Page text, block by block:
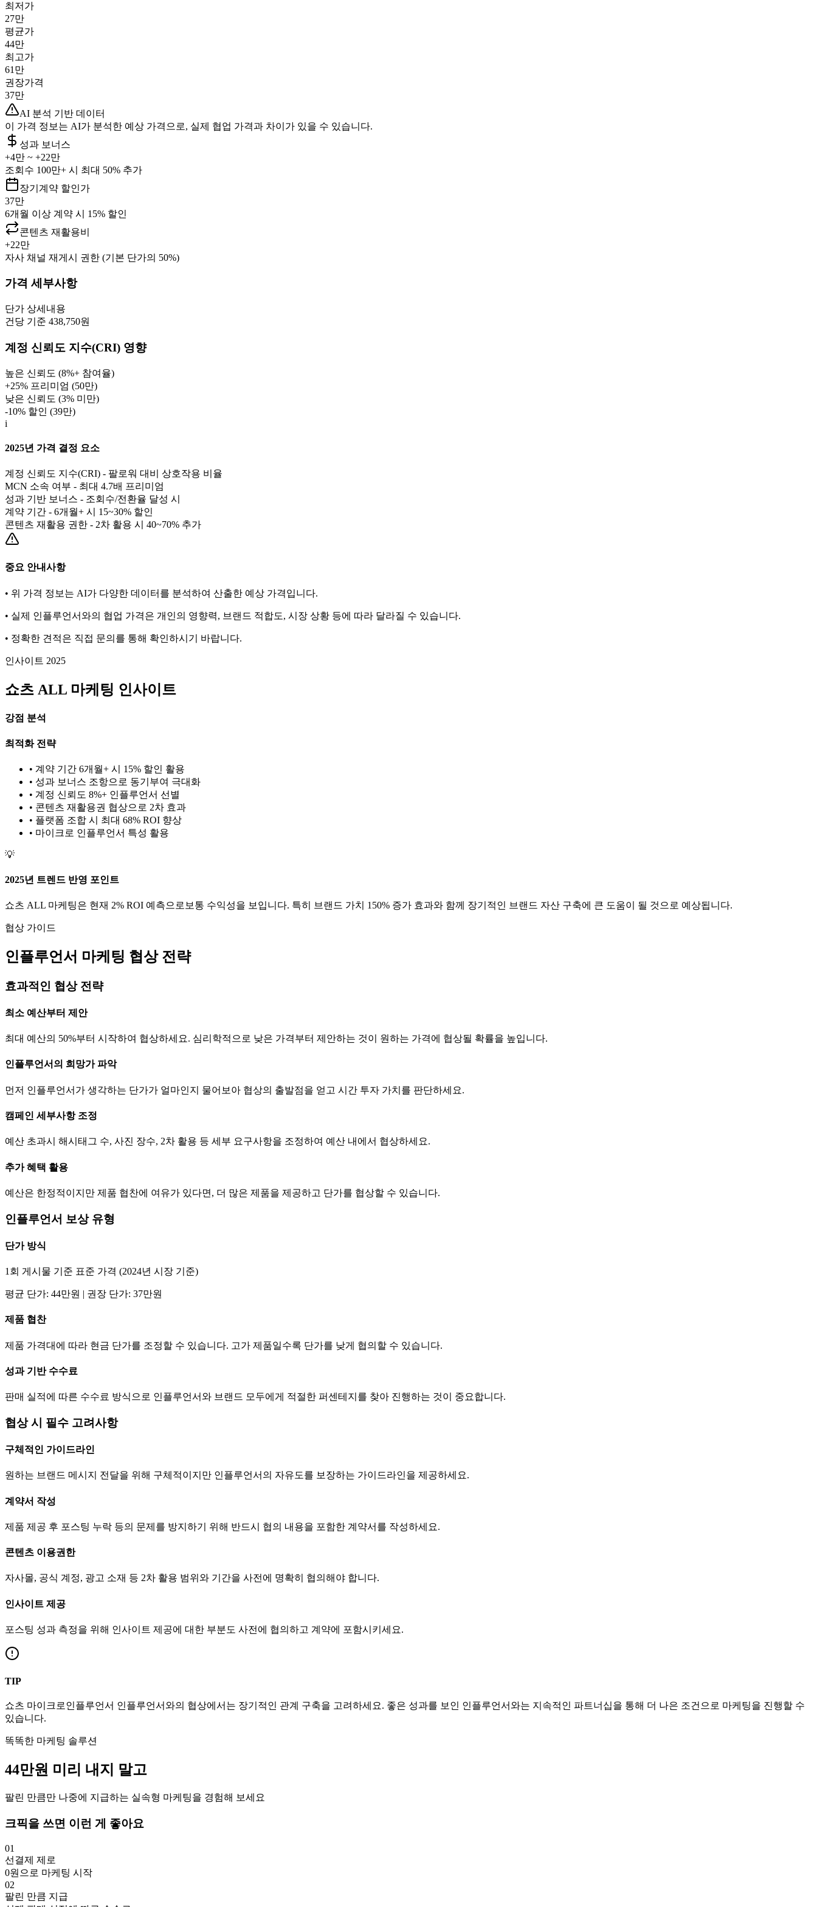
최저가
27만
평균가
44만
최고가
61만
권장가격
37만
AI 분석 기반 데이터
이 가격 정보는 AI가 분석한 예상 가격으로, 실제 협업 가격과 차이가 있을 수 있습니다.
성과 보너스
+4만 ~ +22만
조회수 100만+ 시 최대 50% 추가
장기계약 할인가
37만
6개월 이상 계약 시 15% 할인
콘텐츠 재활용비
+22만
자사 채널 재게시 권한 (기본 단가의 50%)
가격 세부사항
단가 상세내용
건당 기준 438,750원
계정 신뢰도 지수(CRI) 영향
높은 신뢰도 (8%+ 참여율)
+25% 프리미엄 (50만)
낮은 신뢰도 (3% 미만)
-10% 할인 (39만)
i
2025년 가격 결정 요소
계정 신뢰도 지수(CRI) - 팔로워 대비 상호작용 비율
MCN 소속 여부 - 최대 4.7배 프리미엄
성과 기반 보너스 - 조회수/전환율 달성 시
계약 기간 - 6개월+ 시 15~30% 할인
콘텐츠 재활용 권한 - 2차 활용 시 40~70% 추가
중요 안내사항
• 위 가격 정보는 AI가 다양한 데이터를 분석하여 산출한 예상 가격입니다.
• 실제 인플루언서와의 협업 가격은 개인의 영향력, 브랜드 적합도, 시장 상황 등에 따라 달라질 수 있습니다.
• 정확한 견적은 직접 문의를 통해 확인하시기 바랍니다.
인사이트 2025
쇼츠 ALL 마케팅 인사이트
강점 분석
최적화 전략
• 계약 기간 6개월+ 시 15% 할인 활용
• 성과 보너스 조항으로 동기부여 극대화
• 계정 신뢰도 8%+ 인플루언서 선별
• 콘텐츠 재활용권 협상으로 2차 효과
• 플랫폼 조합 시 최대 68% ROI 향상
• 마이크로 인플루언서 특성 활용
💡
2025년 트렌드 반영 포인트
쇼츠 ALL 마케팅은 현재 2% ROI 예측으로 보통 수익성을 보입니다. 특히 브랜드 가치 150% 증가 효과와 함께 장기적인 브랜드 자산 구축에 큰 도움이 될 것으로 예상됩니다.
협상 가이드
인플루언서 마케팅 협상 전략
효과적인 협상 전략
최소 예산부터 제안
최대 예산의 50%부터 시작하여 협상하세요. 심리학적으로 낮은 가격부터 제안하는 것이 원하는 가격에 협상될 확률을 높입니다.
인플루언서의 희망가 파악
먼저 인플루언서가 생각하는 단가가 얼마인지 물어보아 협상의 출발점을 얻고 시간 투자 가치를 판단하세요.
캠페인 세부사항 조정
예산 초과시 해시태그 수, 사진 장수, 2차 활용 등 세부 요구사항을 조정하여 예산 내에서 협상하세요.
추가 혜택 활용
예산은 한정적이지만 제품 협찬에 여유가 있다면, 더 많은 제품을 제공하고 단가를 협상할 수 있습니다.
인플루언서 보상 유형
단가방식
1회 게시물 기준 표준 가격 (2024년 시장 기준)
평균 단가: 44만원 | 권장 단가: 37만원
제품 협찬
제품 가격대에 따라 현금 단가를 조정할 수 있습니다. 고가 제품일수록 단가를 낮게 협의할 수 있습니다.
성과 기반 수수료
판매 실적에 따른 수수료 방식으로 인플루언서와 브랜드 모두에게 적절한 퍼센테지를 찾아 진행하는 것이 중요합니다.
협상 시 필수 고려사항
구체적인 가이드라인
원하는 브랜드 메시지 전달을 위해 구체적이지만 인플루언서의 자유도를 보장하는 가이드라인을 제공하세요.
계약서 작성
제품 제공 후 포스팅 누락 등의 문제를 방지하기 위해 반드시 협의 내용을 포함한 계약서를 작성하세요.
콘텐츠 이용권한
자사몰, 공식 계정, 광고 소재 등 2차 활용 범위와 기간을 사전에 명확히 협의해야 합니다.
인사이트 제공
포스팅 성과 측정을 위해 인사이트 제공에 대한 부분도 사전에 협의하고 계약에 포함시키세요.
TIP
쇼츠 마이크로인플루언서 인플루언서와의 협상에서는 장기적인 관계 구축을 고려하세요. 좋은 성과를 보인 인플루언서와는 지속적인 파트너십을 통해 더 나은 조건으로 마케팅을 진행할 수
있습니다.
똑똑한 마케팅 솔루션
44만원 미리 내지 말고
팔린 만큼만 나중에 지급하는 실속형 마케팅을 경험해 보세요
크픽을 쓰면 이런 게 좋아요
01
선결제 제로
0원으로 마케팅 시작
02
팔린 만큼 지급